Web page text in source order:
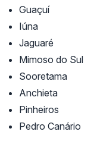
Guaçuí
Iúna
Jaguaré
Mimoso do Sul
Sooretama
Anchieta
Pinheiros
Pedro Canário